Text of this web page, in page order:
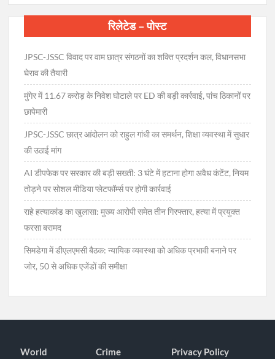
रिलेटेड – पोस्ट
JPSC-JSSC विवाद पर वाम छात्र संगठनों का शक्ति प्रदर्शन कल, विधानसभा
घेराव की तैयारी
मुंगेर में 11.67 करोड़ के निवेश घोटाले पर ED की बड़ी कार्रवाई, पांच ठिकानों पर
छापेमारी
JPSC-JSSC छात्र आंदोलन को राहुल गांधी का समर्थन, शिक्षा व्यवस्था में सुधार
की उठाई मांग
AI डीपफेक पर सरकार की बड़ी सख्ती: 3 घंटे में हटाना होगा अवैध कंटेंट, नियम
तोड़ने पर सोशल मीडिया प्लेटफॉर्म्स पर होगी कार्रवाई
राहे हत्याकांड का खुलासा: मुख्य आरोपी समेत तीन गिरफ्तार, हत्या में प्रयुक्त
फरसा बरामद
सिमडेगा में डीएलएमसी बैठक: न्यायिक व्यवस्था को अधिक प्रभावी बनाने पर
जोर, 50 से अधिक एजेंडों की समीक्षा
World Crime Privacy Policy